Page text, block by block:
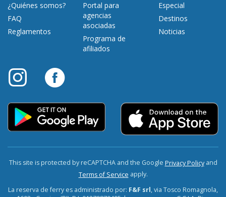
¿Quiénes somos?
FAQ
Reglamentos
Portal para
agencias
asociadas
Programa de
afiliados
Especial
Destinos
Noticias
This site is protected by reCAPTCHA and the Google Privacy Policyand
Terms of Service apply.
La reserva de ferry es administrado por: F&F srl, via Tosco Romagnola,